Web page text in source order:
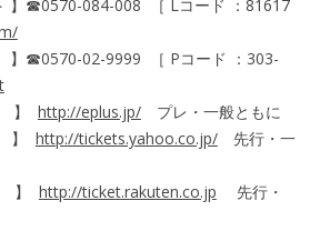
】☎︎0570-084-008 ［ Lコード ：81617
☎︎0570-02-9999 ［ Pコード ：303-
http://eplus.jp/プレ・一般ともに
】 http://tickets.yahoo.co.jp/先行・一
】 http://ticket.rakuten.co.jp 先行・